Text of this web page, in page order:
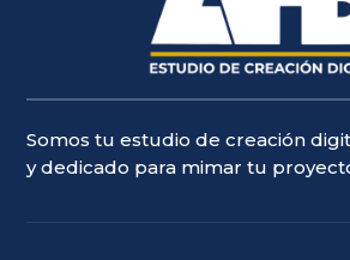
Somos tu estudio de creación
y dedicado para mimar tu